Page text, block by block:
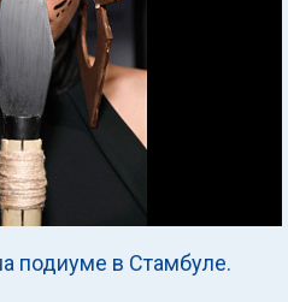
подиуме в Стамбуле.